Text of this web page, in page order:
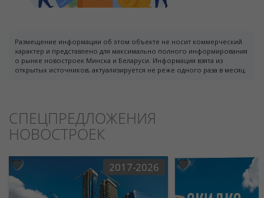
Размещение информации об этом объекте не носит коммерческий
характер и представлено для максимально полного информирования
о рынке новостроек Минска и Беларуси. Информация взята из
открытых источников, актуализируется не реже одного раза в месяц.
СПЕЦПРЕДЛОЖЕНИЯ
НОВОСТРОЕК
2017-2026